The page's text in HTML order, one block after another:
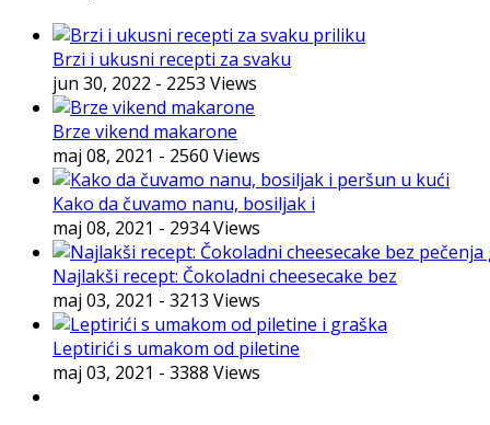
Brzi i ukusni recepti za svaku
jun 30, 2022 - 2253 Views
Brze vikend makarone
maj 08, 2021 - 2560 Views
Kako da čuvamo nanu, bosiljak i
maj 08, 2021 - 2934 Views
Najlakši recept: Čokoladni cheesecake bez
maj 03, 2021 - 3213 Views
Leptirići s umakom od piletine
maj 03, 2021 - 3388 Views